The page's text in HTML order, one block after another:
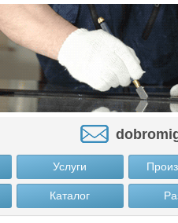
Услуги
Каталог